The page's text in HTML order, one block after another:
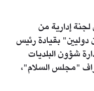
إدارية من
بقيادة رئيس
شؤون البلديات
"مجلس السلام"،